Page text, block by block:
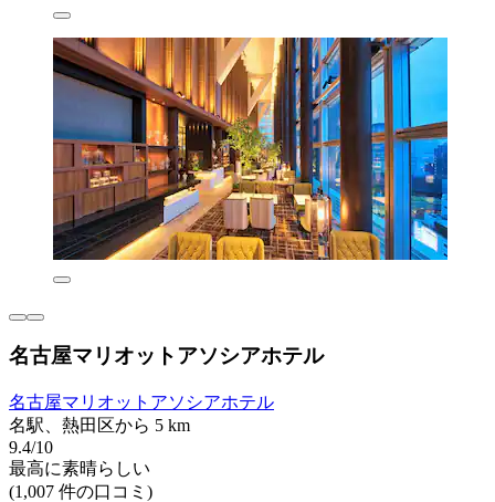
名古屋マリオットアソシアホテル
名古屋マリオットアソシアホテル
名駅、熱田区から 5 km
9.4/10
最高に素晴らしい
(1,007 件の口コミ)